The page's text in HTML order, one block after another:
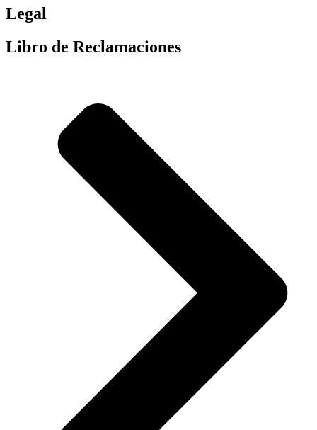
Legal
Libro de Reclamaciones